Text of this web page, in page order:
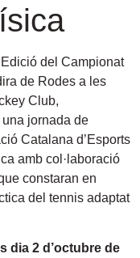
del Campionat
de Rodes a les
Club,
jornada de
Catalana d’Esports
amb col·laboració
constaran en
del tennis adaptat
dia 2 d’octubre de